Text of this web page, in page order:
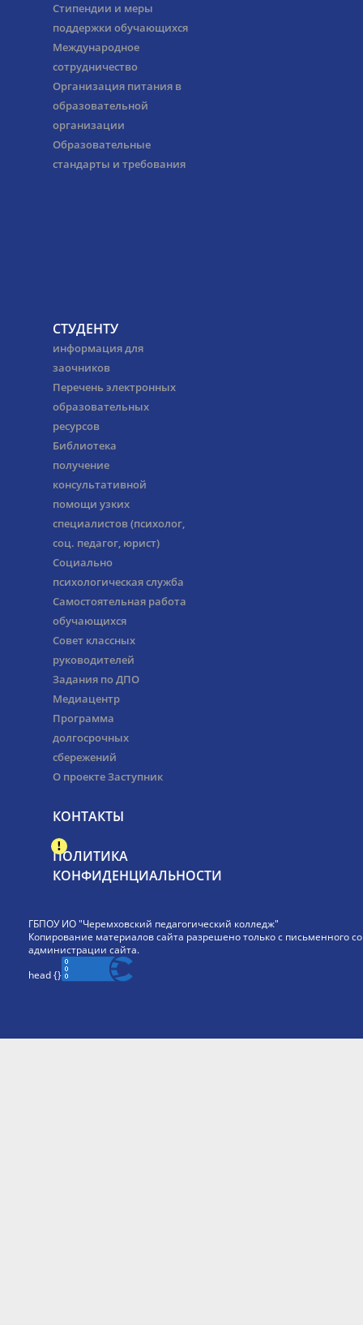
Стипендии и меры
поддержки обучающихся
Международное
сотрудничество
Организация питания в
образовательной
организации
Образовательные
стандарты и требования
СТУДЕНТУ
информация для
заочников
Перечень электронных
образовательных
ресурсов
Библиотека
получение
консультативной
помощи узких
специалистов (психолог,
соц. педагог, юрист)
Социально
психологическая служба
Самостоятельная работа
обучающихся
Совет классных
руководителей
Задания по ДПО
Медиацентр
Программа
долгосрочных
сбережений
О проекте Заступник
КОНТАКТЫ
ПОЛИТИКА
КОНФИДЕНЦИАЛЬНОСТИ
ГБПОУ ИО "Черемховский педагогический колледж"
Копирование материалов сайта разрешено только с письменного
администрации сайта.
head {}